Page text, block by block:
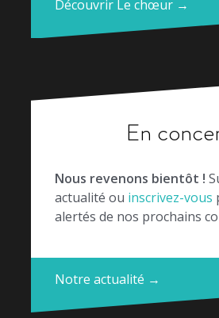
Découvrir Le chœur →
En
Nous revenons bientôt !
actualité ou inscrivez-vous
alertés de nos prochains
Notre actualité →